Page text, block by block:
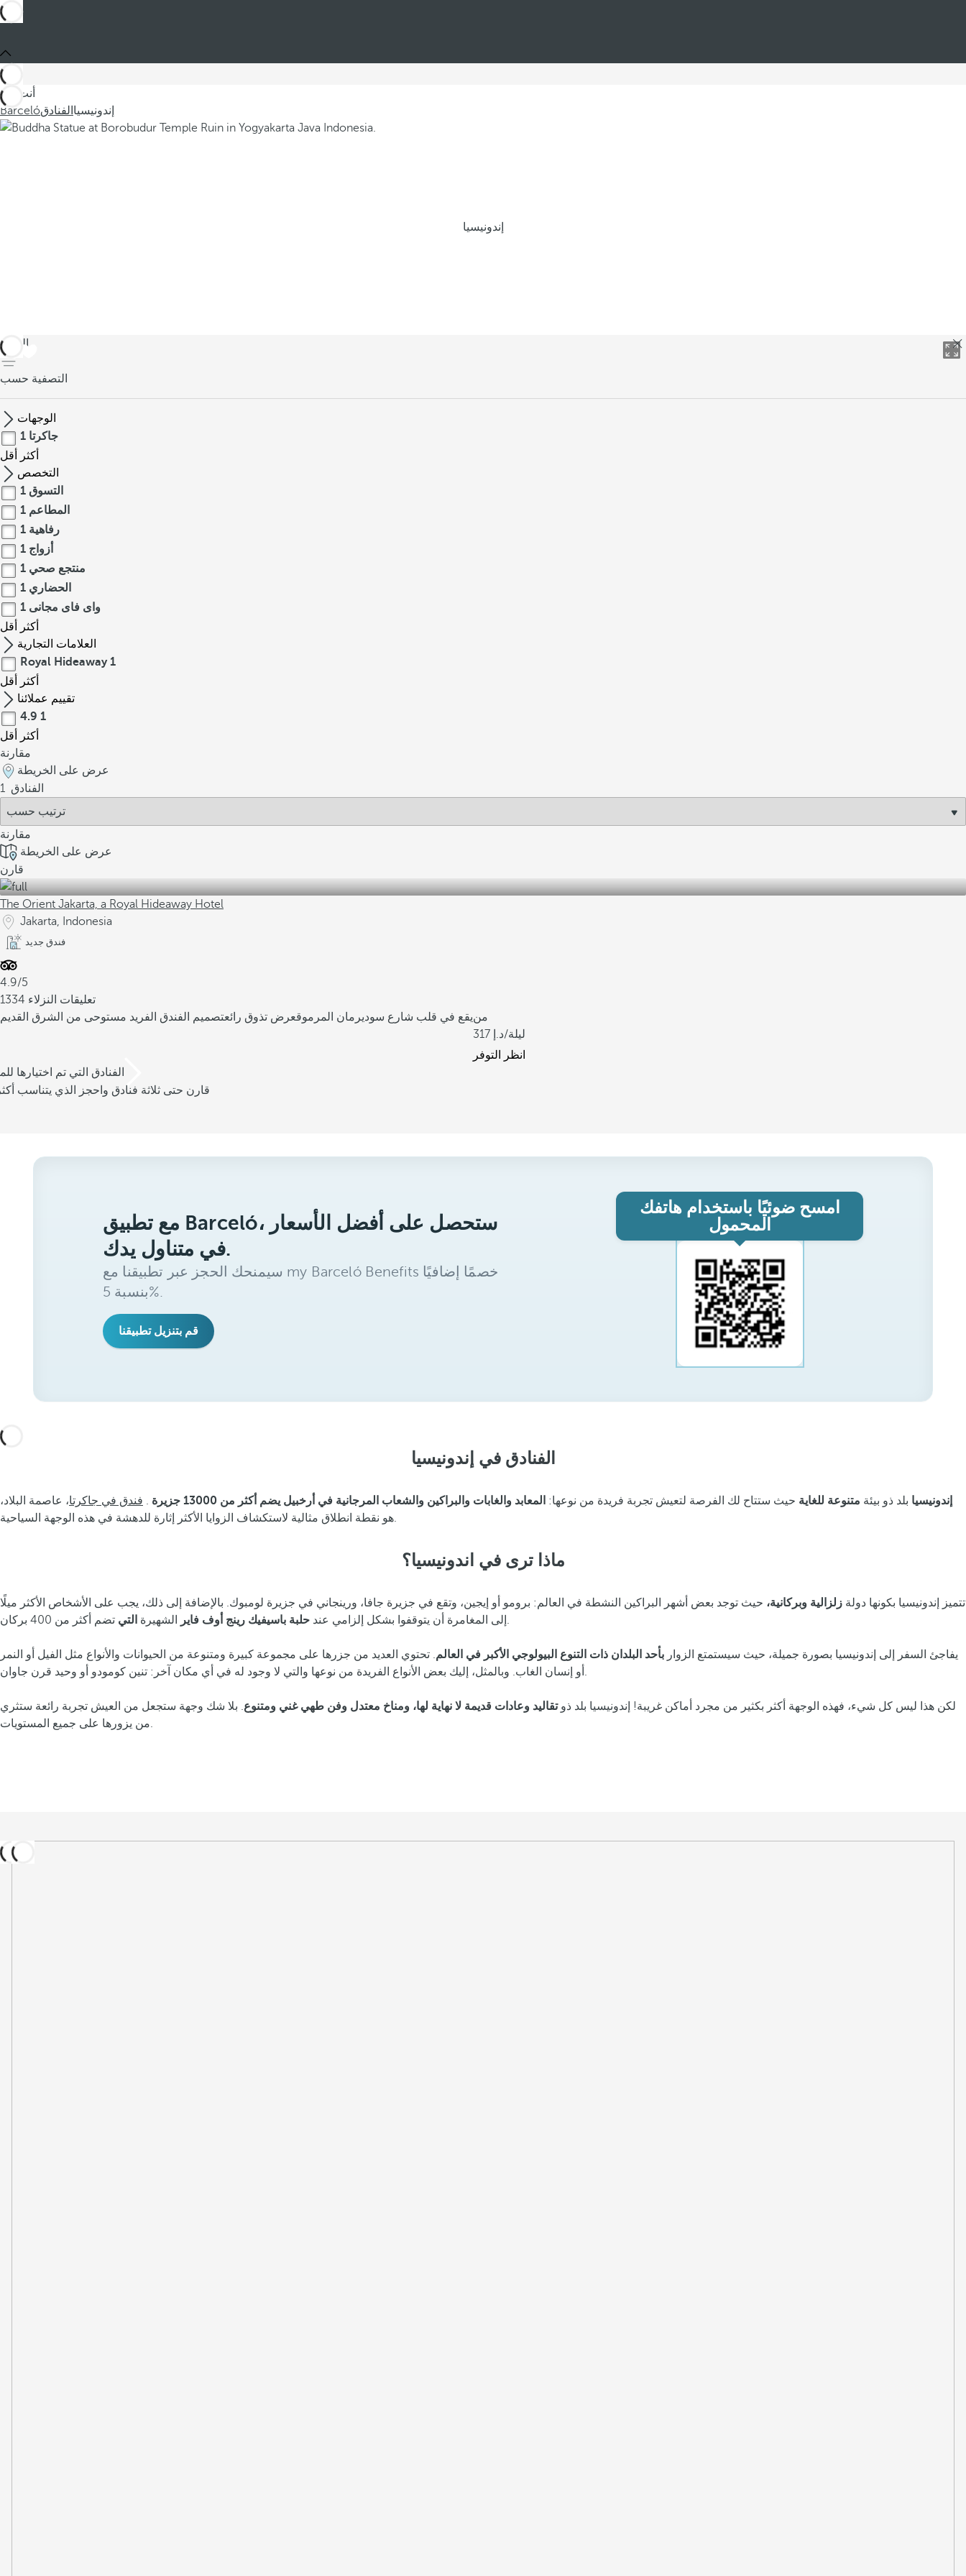
أنت في
Barcelóالفنادق إندونيسيا
إندونيسيا
العودة
التصفية حسب
الوجهات
جاكرتا 1
أكثر
أقل
التخصص
التسوق 1
المطاعم 1
رفاهية 1
أزواج 1
منتجع صحي 1
الحضاري 1
واى فاى مجانى 1
أكثر
أقل
العلامات التجارية
Royal Hideaway 1
أكثر
أقل
تقييم عملائنا
4.9 1
أكثر
أقل
مقارنة
عرض على الخريطة
1 الفنادق
مقارنة
عرض على الخريطة
قارن
The Orient Jakarta, a Royal Hideaway Hotel
Jakarta, Indonesia
فندق جديد
4.9/5
1334 تعليقات النزلاء
يقع في قلب شارع سوديرمان المرموقعرض تذوق رائعتصميم الفندق الفريد مستوحى من الشرق القديم
من
317
/ليلة
انظر التوفر
/3 الفنادق التي تم اختيارها
قارن حتى ثلاثة فنادق واحجز الذي يتناسب
مع تطبيق Barceló، ستحصل على أفضل الأسعار
في متناول يدك.
سيمنحك الحجز عبر تطبيقنا مع my Barceló Benefits خصمًا إضافيًا
بنسبة 5%.
قم بتنزيل تطبيقنا
امسح ضوئيًا باستخدام هاتفك
المحمول
الفنادق في إندونيسيا
إندونيسيا بلد ذو بيئة متنوعة للغاية حيث ستتاح لك الفرصة لتعيش تجربة فريدة من نوعها: المعابد والغابات والبراكين والشعاب المرجانية في أرخبيل يضم أكثر من 13000 جزيرة . فندق في جاكرتا، عاصمة البلاد،
هو نقطة انطلاق مثالية لاستكشاف الزوايا الأكثر إثارة للدهشة في هذه الوجهة السياحية.
ماذا ترى في اندونيسيا؟
تتميز إندونيسيا بكونها دولة زلزالية وبركانية، حيث توجد بعض أشهر البراكين النشطة في العالم: برومو أو إيجين، وتقع في جزيرة جافا، ورينجاني في جزيرة لومبوك. بالإضافة إلى ذلك، يجب على الأشخاص الأكثر ميلًا
إلى المغامرة أن يتوقفوا بشكل إلزامي عند حلبة باسيفيك رينج أوف فاير الشهيرة التي تضم أكثر من 400 بركان.
يفاجئ السفر إلى إندونيسيا بصورة جميلة، حيث سيستمتع الزوار بأحد البلدان ذات التنوع البيولوجي الأكبر في العالم. تحتوي العديد من جزرها على مجموعة كبيرة ومتنوعة من الحيوانات والأنواع مثل الفيل أو النمر
أو إنسان الغاب. وبالمثل، إليك بعض الأنواع الفريدة من نوعها والتي لا وجود له في أي مكان آخر: تنين كومودو أو وحيد قرن جاوان.
لكن هذا ليس كل شيء، فهذه الوجهة أكثر بكثير من مجرد أماكن غريبة! إندونيسيا بلد ذوتقاليد وعادات قديمة لا نهاية لها، ومناخ معتدل وفن طهي غني ومتنوع. بلا شك وجهة ستجعل من العيش تجربة رائعة ستثري
من يزورها على جميع المستويات.